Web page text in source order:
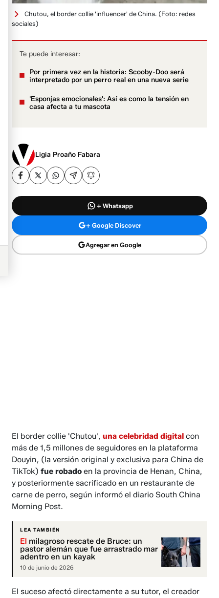
Chutou, el border collie 'influencer' de China. (Foto: redes
sociales)
Te puede interesar:
Por primera vez en la historia: Scooby-Doo será
interpretado por un perro real en una nueva serie
'Esponjas emocionales': Así es como la tensión en
casa afecta a tu mascota
Ligia Proaño Fabara
+ Whatsapp
+ Google Discover
Agregar en Google
El border collie 'Chutou',una celebridad digital con
más de 1,5 millones de seguidores en la plataforma
Douyin, (la versión original y exclusiva para China de
TikTok)fue robado en la provincia de Henan, China,
y posteriormente sacrificado en un restaurante de
carne de perro, según informó el diario South China
Morning Post.
LEA TAMBIÉN
El milagroso rescate de Bruce: un
pastor alemán que fue arrastrado mar
adentro en un kayak
10 de junio de 2026
El suceso afectó directamente a su tutor, el creador